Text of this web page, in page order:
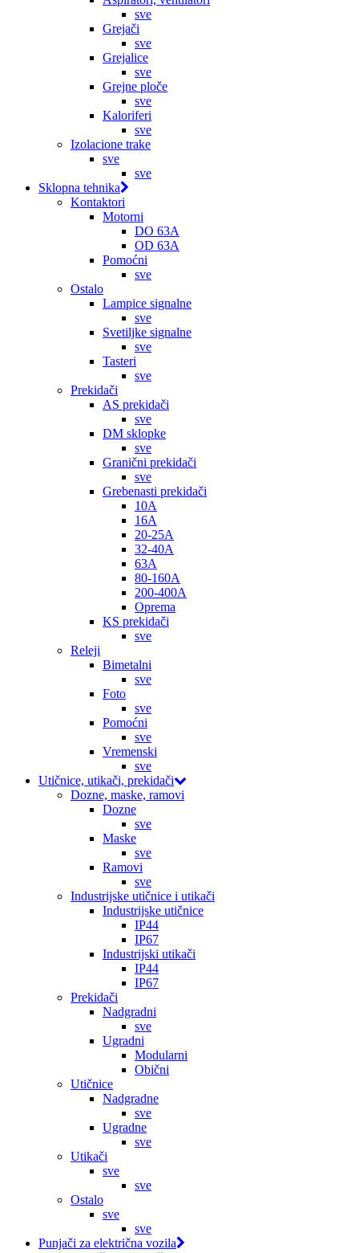
sve
Grejači
sve
Grejalice
sve
Grejne ploče
sve
Kaloriferi
sve
Izolacione trake
sve
sve
Sklopna tehnika
Kontaktori
Motorni
DO 63A
OD 63A
Pomoćni
sve
Ostalo
Lampice signalne
sve
Svetiljke signalne
sve
Tasteri
sve
Prekidači
AS prekidači
sve
DM sklopke
sve
Granični prekidači
sve
Grebenasti prekidači
10A
16A
20-25A
32-40A
63A
80-160A
200-400A
Oprema
KS prekidači
sve
Releji
Bimetalni
sve
Foto
sve
Pomoćni
sve
Vremenski
sve
Utičnice, utikači, prekidači
Dozne, maske, ramovi
Dozne
sve
Maske
sve
Ramovi
sve
Industrijske utičnice i utikači
Industrijske utičnice
IP44
IP67
Industrijski utikači
IP44
IP67
Prekidači
Nadgradni
sve
Ugradni
Modularni
Obični
Utičnice
Nadgradne
sve
Ugradne
sve
Utikači
sve
sve
Ostalo
sve
sve
Punjači za električna vozila